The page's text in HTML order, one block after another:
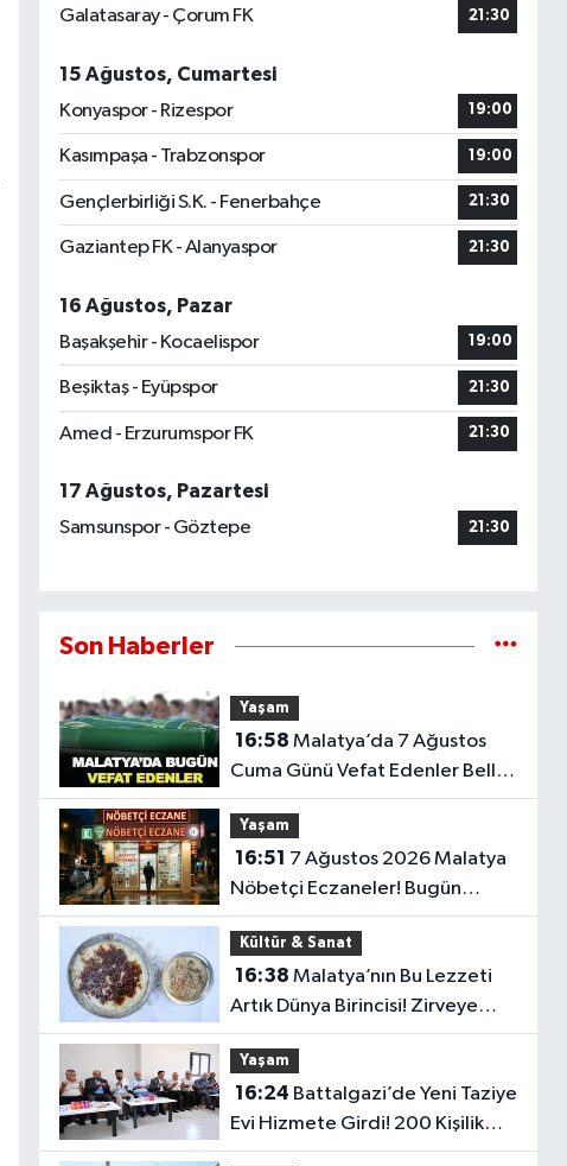
Galatasaray - Çorum FK
21:30
15 Ağustos, Cumartesi
Konyaspor - Rizespor
19:00
Kasımpaşa - Trabzonspor 19:00
Gençlerbirliği S.K. - Fenerbahçe 21:30
Gaziantep FK - Alanyaspor 21:30
16 Ağustos, Pazar
Başakşehir - Kocaelispor
19:00
Beşiktaş - Eyüpspor 21:30
Amed - Erzurumspor FK 21:30
17 Ağustos, Pazartesi
Samsunspor - Göztepe
21:30
Son Haberler
Yaşam
16:58
Cuma Günü Vefat Edenler Belli
Oldu
Yaşam
16:51
Nöbetçi Eczaneler! Bugün
Hangi Eczaneler Açık?
Kültür & Sanat
16:38
Artık Dünya Birincisi! Zirveye
Adını Yazdırdı
Yaşam
16:24
Evi Hizmete Girdi! 200 Kişilik
Salon Dikkat Çekti